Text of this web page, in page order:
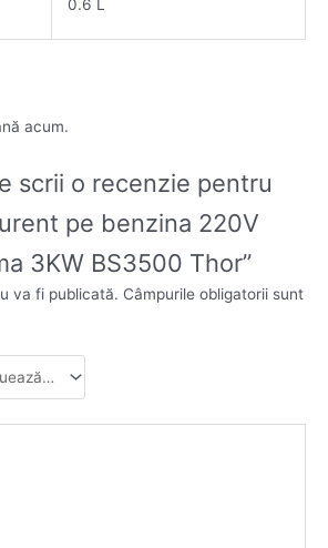
0.6 L
acum.
scrii o recenzie pentru
pe benzina 220V
3KW BS3500 Thor”
va fi publicată. Câmpurile obligatorii sunt